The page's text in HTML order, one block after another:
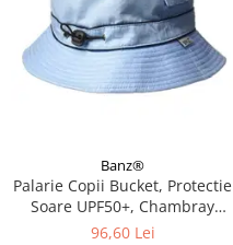
Banz®
Palarie Copii Bucket, Protectie
Soare UPF50+, Chambray
Blue, 2 - 4 ani
96,60 Lei